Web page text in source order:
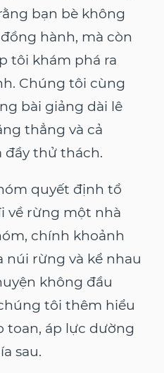
bạn bè không
hành, mà còn
tôi khám phá ra
Chúng tôi cùng
bài giảng dài lê
thẳng và cả
thử thách.
quyết định tổ
về rừng một nhà
chính khoảnh
núi rừng và kể nhau
không đầu
tôi thêm hiểu
toan, áp lực dường
sau.